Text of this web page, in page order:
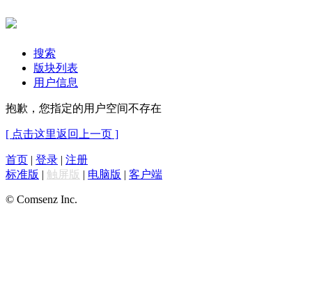
搜索
版块列表
用户信息
抱歉，您指定的用户空间不存在
[ 点击这里返回上一页 ]
首页 | 登录 | 注册
标准版 | 触屏版 | 电脑版 | 客户端
© Comsenz Inc.